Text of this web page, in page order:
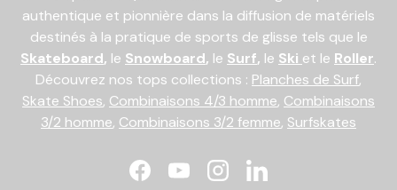
authentique et pionnière dans la diffusion de matériels
destinés à la pratique de sports de glisse tels que le
Skateboard, le Snowboard, le Surf, le Ski et le Roller.
Découvrez nos tops collections : Planches de Surf,
Skate Shoes, Combinaisons 4/3 homme, Combinaisons
3/2 homme, Combinaisons 3/2 femme, Surfskates
FacebookYouTubeInstagramLinkedIn